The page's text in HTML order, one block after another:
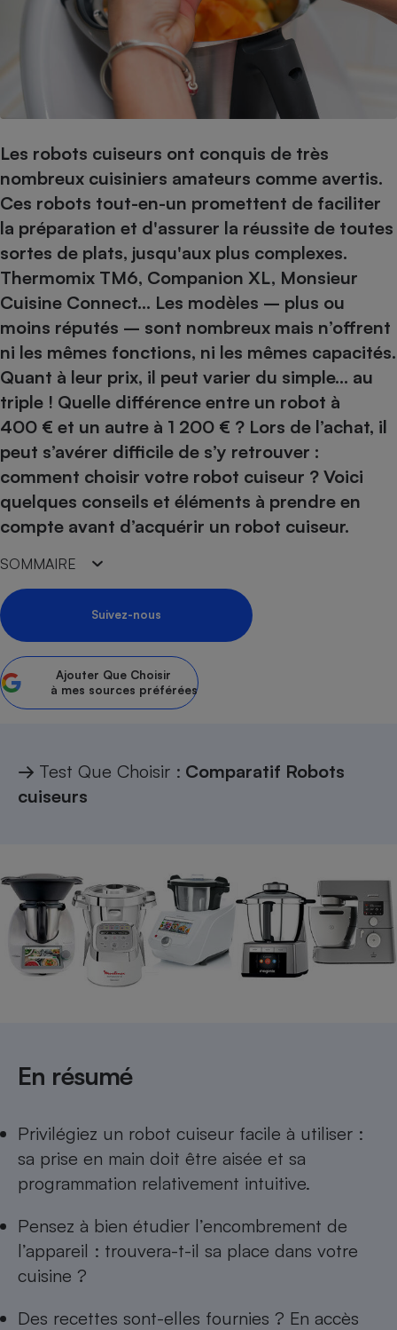
Les robots cuiseurs ont conquis de très
nombreux cuisiniers amateurs comme avertis.
Ces robots tout-en-un promettent de faciliter
la préparation et d'assurer la réussite de toutes
sortes de plats, jusqu'aux plus complexes.
Thermomix TM6, Companion XL, Monsieur
Cuisine Connect… Les modèles – plus ou
moins réputés – sont nombreux mais n’offrent
ni les mêmes fonctions, ni les mêmes capacités.
Quant à leur prix, il peut varier du simple… au
triple ! Quelle différence entre un robot à
400 € et un autre à 1 200 € ? Lors de l’achat, il
peut s’avérer difficile de s’y retrouver :
comment choisir votre robot cuiseur ? Voici
quelques conseils et éléments à prendre en
compte avant d’acquérir un robot cuiseur.
SOMMAIRE
Suivez-nous
Ajouter Que Choisir
à mes sources préférées
→ Test Que Choisir : Comparatif Robots
cuiseurs
En résumé
Privilégiez un robot cuiseur facile à utiliser :
sa prise en main doit être aisée et sa
programmation relativement intuitive.
Pensez à bien étudier l’encombrement de
l’appareil : trouvera-t-il sa place dans votre
cuisine ?
Des recettes sont-elles fournies ? En accès
Sécurité - Hygiène
Supermarché - Drive
Complément
alimentaire
Assurance
Banque - Crédit
Epargne - Fiscalité
Mutuelle
Assurance emprunteur
Circulation routière
Contrôle technique -
Pièce détachée
Moto
Comparateur auto
Comparatif
Comparatif hotte
Comparatif climatiseur
Comparatif aspirateur
Comparatif aspirateur
Comparatif cafetière
Comparatif robot cuiseur
Comparatif centrale
Gros électroménager
Petit électroménager -
Cafetière à expressos
Électricité - Gaz
Comparatif casque audio
Comparatif imprimante
Comparatif ordinateur
Comparatif ultrabook
Comparatif tablette
Image et son
Informatique
Internet
Téléphonie
Crédit immobilier
Comparatif tondeuse
Comparatif radiateur
Aménagement
Bricolage - Jardinage
Chauffage
Produit d'entretien
Sécurité domestique
Climatiseur -
Ventilateur
Hygiène - Beauté
Maladie - Médecine -
Système de santé -
Mutuelle
Maison de retraite
Retraite
Choisir son fioul
Choisir son pellet
Comparateur assurance emprunteur
Energie Moins Chère Ensemble
Tous les comparateurs
Toutes les cartes interactives
Speedtest - Testez le débit de votre
connexion Internet